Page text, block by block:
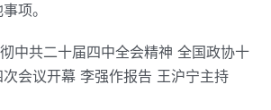
项。
中共二十届四中全会精神 全国政协十
会议开幕 李强作报告 王沪宁主持